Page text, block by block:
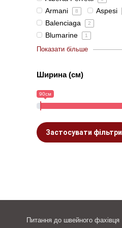
Armani 8 Aspesi
Balenciaga 2
Blumarine 1
Показати більше
Ширина (см)
90см
Застосувати фільтри
Питання до швейного фахівця